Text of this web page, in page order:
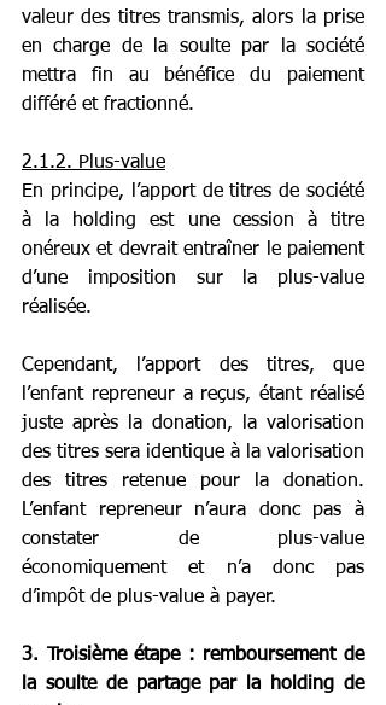
valeur des titres transmis, alors la prise
en charge de la soulte par la société
mettra fin au bénéfice du paiement
différé et fractionné.
2.1.2. Plus-value
En principe, l’apport de titres de société
à la holding est une cession à titre
onéreux et devrait entraîner le paiement
d’une imposition sur la plus-value
réalisée.
Cependant, l’apport des titres, que
l’enfant repreneur a reçus, étant réalisé
juste après la donation, la valorisation
des titres sera identique à la valorisation
des titres retenue pour la donation.
L’enfant repreneur n’aura donc pas à
constater de plus-value
économiquement et n’a donc pas
d’impôt de plus-value à payer.
3. Troisième étape : remboursement de
la soulte de partage par la holding de